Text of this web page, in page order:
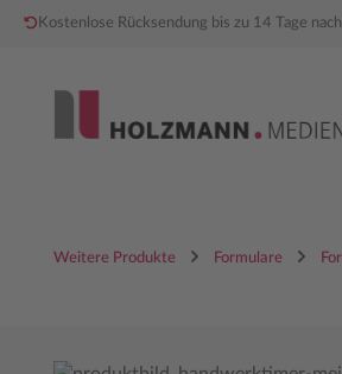
Kostenlose Rücksendung bis zu 14 Tage
Weitere Produkte Formulare